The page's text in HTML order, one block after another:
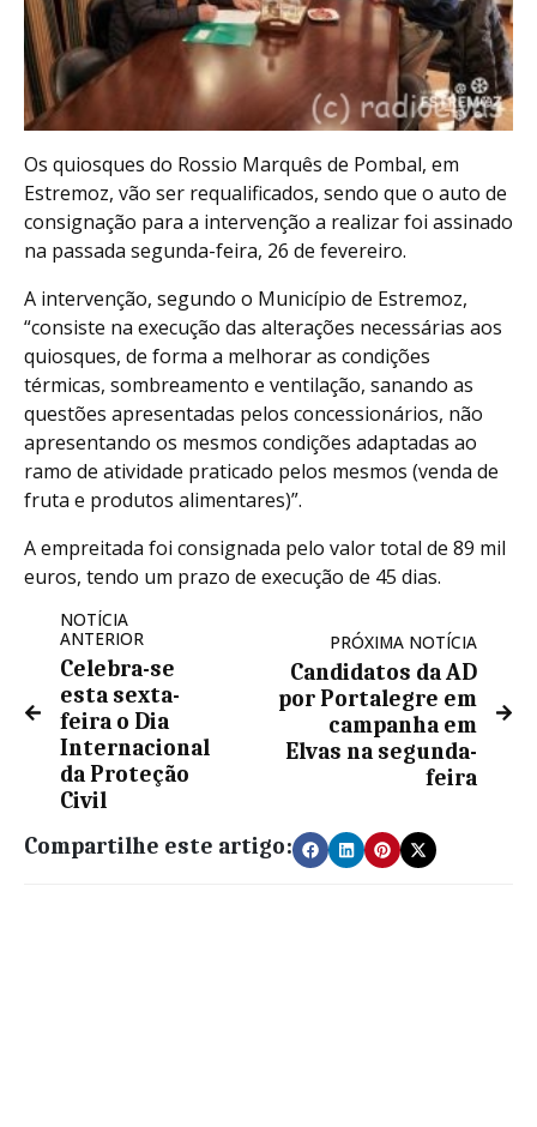
Os quiosques do Rossio Marquês de Pombal, em
Estremoz, vão ser requalificados, sendo que o auto de
consignação para a intervenção a realizar foi assinado
na passada segunda-feira, 26 de fevereiro.
A intervenção, segundo o Município de Estremoz,
“consiste na execução das alterações necessárias aos
quiosques, de forma a melhorar as condições
térmicas, sombreamento e ventilação, sanando as
questões apresentadas pelos concessionários, não
apresentando os mesmos condições adaptadas ao
ramo de atividade praticado pelos mesmos (venda de
fruta e produtos alimentares)”.
A empreitada foi consignada pelo valor total de 89 mil
euros, tendo um prazo de execução de 45 dias.
NOTÍCIA
ANTERIOR
Celebra-se
esta sexta-
feira o Dia
Internacional
da Proteção
Civil
PRÓXIMA NOTÍCIA
Candidatos da AD
por Portalegre em
campanha em
Elvas na segunda-
feira
Compartilhe este artigo: